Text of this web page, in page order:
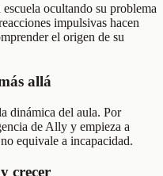
ocultando su problema
impulsivas hacen
el origen de su
allá
dinámica del aula. Por
de Ally y empieza a
equivale a incapacidad.
crecer